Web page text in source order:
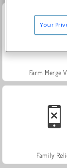
Farm Merge
Family
Your